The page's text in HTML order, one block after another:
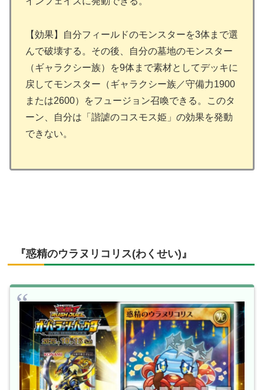
【効果】自分フィールドのモンスターを3体まで選
んで破壊する。その後、自分の墓地のモンスター
（ギャラクシー族）を9体まで素材としてデッキに
戻してモンスター（ギャラクシー族／守備力1900
または2600）をフュージョン召喚できる。このタ
ーン、自分は「諧謔のコスモス姫」の効果を発動
できない。
『惑精のウラヌリコリス(わくせい)』